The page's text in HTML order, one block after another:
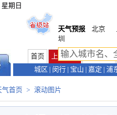
星期日
天气预报 北京
圳
首页 上海首页
天气预报
城区
闵行 宝山 嘉定 浦
气首页 > 滚动图片